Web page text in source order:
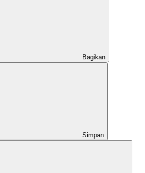
Bagikan
Simpan